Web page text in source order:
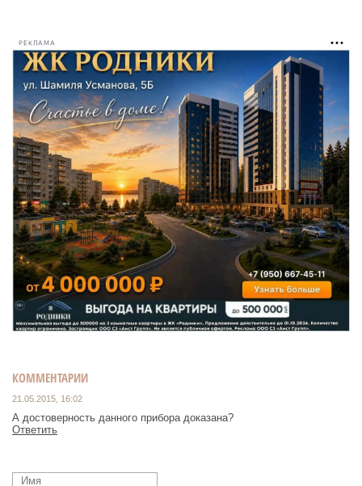
РЕКЛАМА
КОММЕНТАРИИ
21.05.2015, 16:02
А достоверность данного прибора доказана?
Ответить